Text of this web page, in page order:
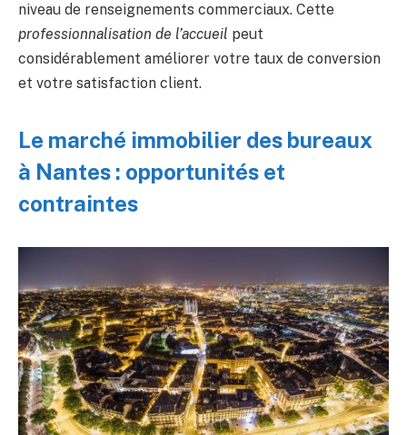
niveau de renseignements commerciaux. Cette
professionnalisation de l’accueil peut
considérablement améliorer votre taux de conversion
et votre satisfaction client.
Le marché immobilier des bureaux
à Nantes : opportunités et
contraintes